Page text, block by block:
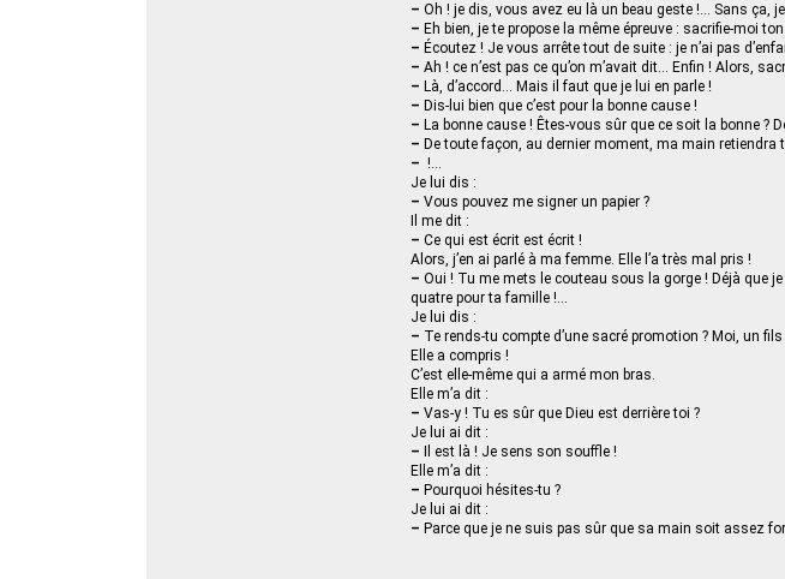
– Oh ! je dis, vous avez eu là un beau geste !... Sans ça,
– Eh bien, je te propose la même épreuve : sacrifie-moi
– Écoutez ! Je vous arrête tout de suite : je n’ai pas
– Ah ! ce n’est pas ce qu’on m’avait dit... Enfin ! Alors,
– Là, d’accord... Mais il faut que je lui en parle !
– Dis-lui bien que c’est pour la bonne cause !
– La bonne cause ! Êtes-vous sûr que ce soit la bonne ?
– De toute façon, au dernier moment, ma main retiendra
– !...
Je lui dis :
– Vous pouvez me signer un papier ?
Il me dit :
– Ce qui est écrit est écrit !
Alors, j’en ai parlé à ma femme. Elle l’a très mal pris !
– Oui ! Tu me mets le couteau sous la gorge ! Déjà que
quatre pour ta famille !...
Je lui dis :
– Te rends-tu compte d’une sacré promotion ? Moi, un
Elle a compris !
C’est elle-même qui a armé mon bras.
Elle m’a dit :
– Vas-y ! Tu es sûr que Dieu est derrière toi ?
Je lui ai dit :
– Il est là ! Je sens son souffle !
Elle m’a dit :
– Pourquoi hésites-tu ?
Je lui ai dit :
– Parce que je ne suis pas sûr que sa main soit assez